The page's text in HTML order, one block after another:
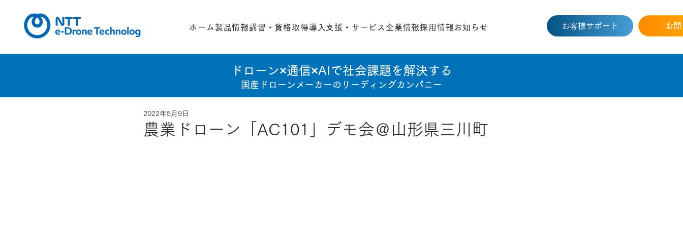
ホーム 製品情報講習・資格取得導入支援・サービス 企業情報採用情報お知らせ お客様サポート お
ドローン×通信×AIで社会課題を解決する
国産ドローンメーカーのリーディングカンパニー
農業ドローン「AC101」デモ会＠山形県三川町
2022年5月9日